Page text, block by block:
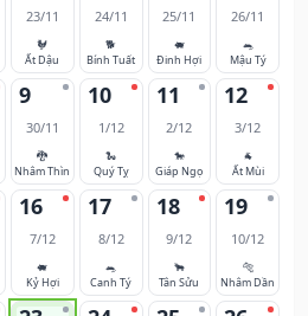
23/11
🐓
Ất Dậu
24/11
🐕
Bính Tuất
25/11
🐖
Đinh Hợi
26/11
🐀
Mậu Tý
9
30/11
🐉
Nhâm Thìn
10
1/12
🐍
Quý Tỵ
11
2/12
🐎
Giáp Ngọ
12
3/12
🐐
Ất Mùi
16
7/12
🐖
Kỷ Hợi
17
8/12
🐀
Canh Tý
18
9/12
🐂
Tân Sửu
19
10/12
🐅
Nhâm Dần